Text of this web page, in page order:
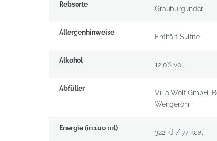
Rebsorte
Grauburgunder
Allergenhinweise
Enthält Sulfite
Alkohol
12,0% vol.
Abfüller
Villa Wolf GmbH,
Wengerohr
Energie (in 100 ml)
322 kJ / 77 kcal